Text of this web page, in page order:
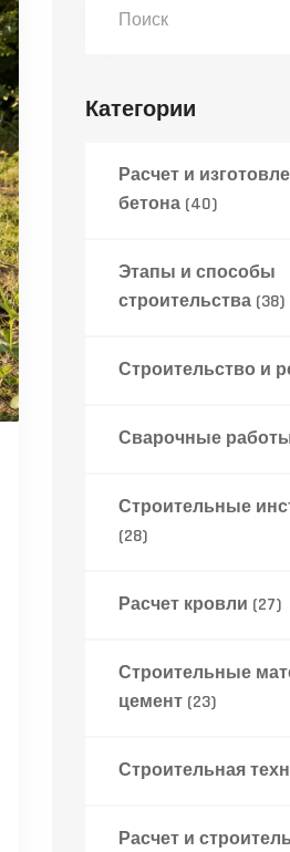
Категории
Расчет и
бетона (40)
Этапы и способы
строительства (38)
Строительство и
Сварочные
Строительные
(28)
Расчет кровли (27)
Строительные
цемент (23)
Строительная
Расчет и